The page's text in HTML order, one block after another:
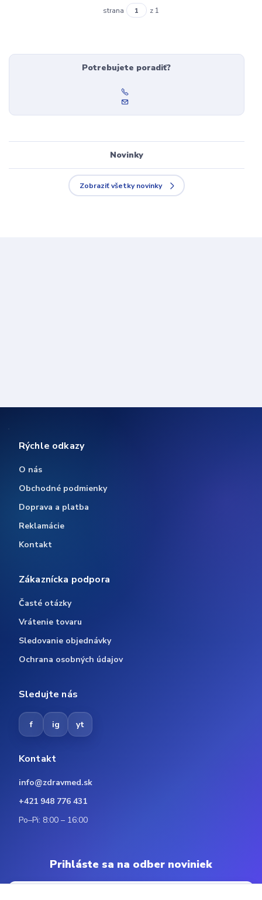
strana z 1
Potrebujete poradiť?
Novinky
Zobraziť všetky novinky
Rýchle odkazy
O nás
Obchodné podmienky
Doprava a platba
Reklamácie
Kontakt
Zákaznícka podpora
Časté otázky
Vrátenie tovaru
Sledovanie objednávky
Ochrana osobných údajov
Sledujte nás
f ig yt
Kontakt
info@zdravmed.sk
+421 948 776 431
Po–Pi: 8:00 – 16:00
Prihláste sa na odber noviniek